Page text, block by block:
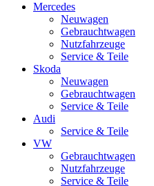
Mercedes
Neuwagen
Gebrauchtwagen
Nutzfahrzeuge
Service & Teile
Skoda
Neuwagen
Gebrauchtwagen
Service & Teile
Audi
Service & Teile
VW
Gebrauchtwagen
Nutzfahrzeuge
Service & Teile